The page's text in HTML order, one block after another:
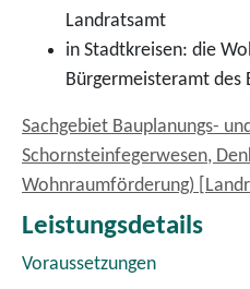
Landratsamt
in Stadtkreisen: die
Bürgermeisteramt des
Sachgebiet Bauplanungs-
Schornsteinfegerwesen,
Wohnraumförderung)
Leistungsdetails
Voraussetzungen